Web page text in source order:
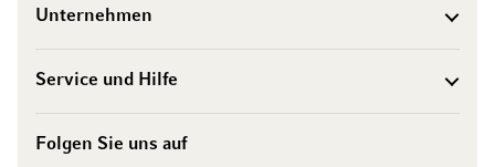
Unternehmen
Service und Hilfe
Folgen Sie uns auf